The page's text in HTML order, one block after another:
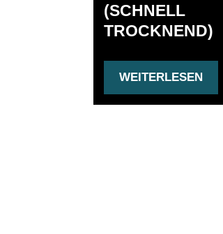
(SCHNELL
TROCKNEND)
WEITERLESEN